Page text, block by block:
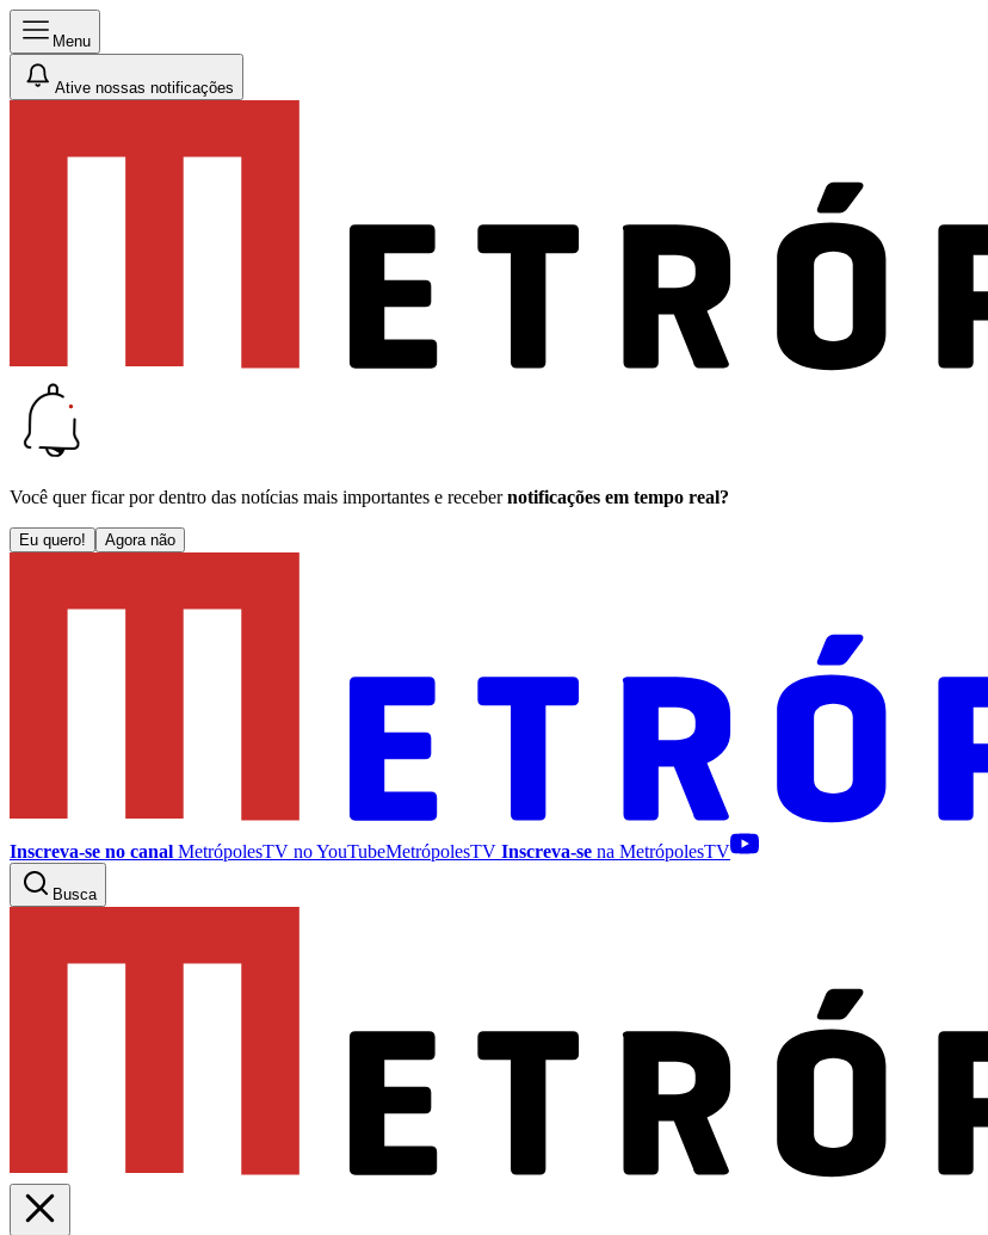
Menu
Ative nossas notificações
Você quer ficar por dentro das notícias mais importantes e receber notificações em tempo real?
Eu quero! Agora não
Inscreva-se no canal MetrópolesTV noYouTubeMetrópolesTV Inscreva-se na MetrópolesTV
Busca